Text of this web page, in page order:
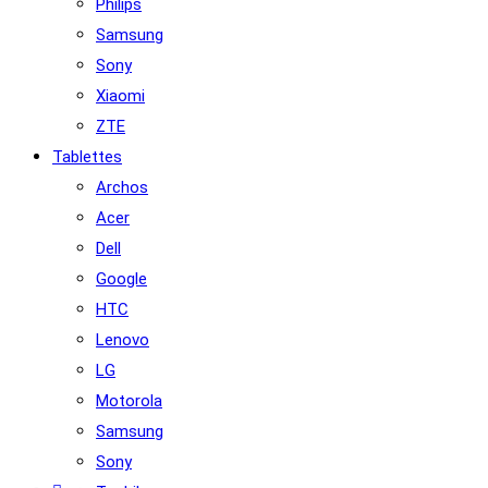
Philips
Samsung
Sony
Xiaomi
ZTE
Tablettes
Archos
Acer
Dell
Google
HTC
Lenovo
LG
Motorola
Samsung
Sony